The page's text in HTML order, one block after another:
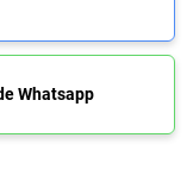
Whatsapp